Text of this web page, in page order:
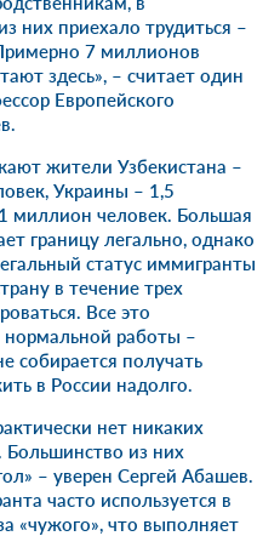
них приехало трудиться –
7 миллионов
здесь», – считает один
Европейского
жители Узбекистана –
Украины – 1,5
миллион человек. Большая
границу легально, однако
статус иммигранты
в течение трех
Все это
работы –
собирается получать
в России надолго.
нет никаких
Большинство из них
– уверен Сергей Абашев.
часто используется в
«чужого», что выполняет